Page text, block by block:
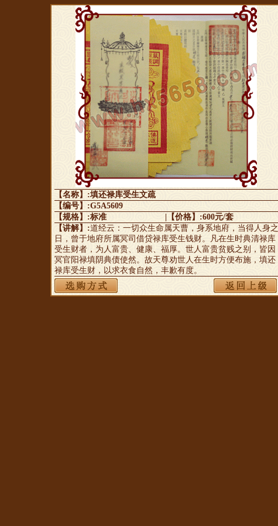
【名称】:填还禄库受生文疏
【编号】:G5A5609
【规格】:标准
|【价格】:600元/套
【讲解】:道经云：一切众生命属天曹，身系地府，当得人身之
日，曾于地府所属冥司借贷禄库受生钱财。凡在生时典清禄库
受生财者，为人富贵、健康、福厚。世人富贵贫贱之别，皆因
冥官阳禄填阴典债使然。故天尊劝世人在生时方便布施，填还
禄库受生财，以求衣食自然，丰歉有度。